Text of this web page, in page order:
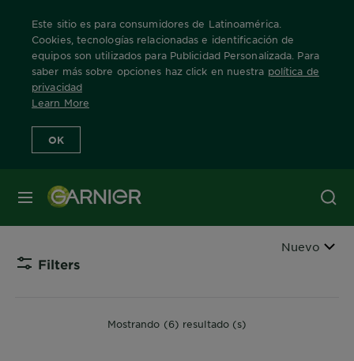
Este sitio es para consumidores de Latinoamérica.
Cookies, tecnologías relacionadas e identificación de
equipos son utilizados para Publicidad Personalizada. Para
saber más sobre opciones haz click en nuestra política de
privacidad
Learn More
OK
MENÚ
Home Productos
protegiendo la barrera natural de tu piel.
Filters
Ordenar por
Nuevo
Mostrando (6) resultado (s)